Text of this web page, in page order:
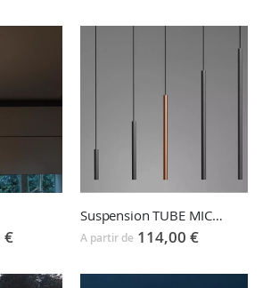
€
Suspension TUBE MICRO
A partir de 114,00 €